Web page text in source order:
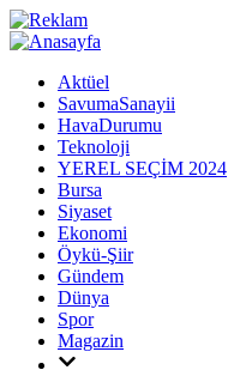
Aktüel
SavumaSanayii
HavaDurumu
Teknoloji
YEREL SEÇİM 2024
Bursa
Siyaset
Ekonomi
Öykü-Şiir
Gündem
Dünya
Spor
Magazin